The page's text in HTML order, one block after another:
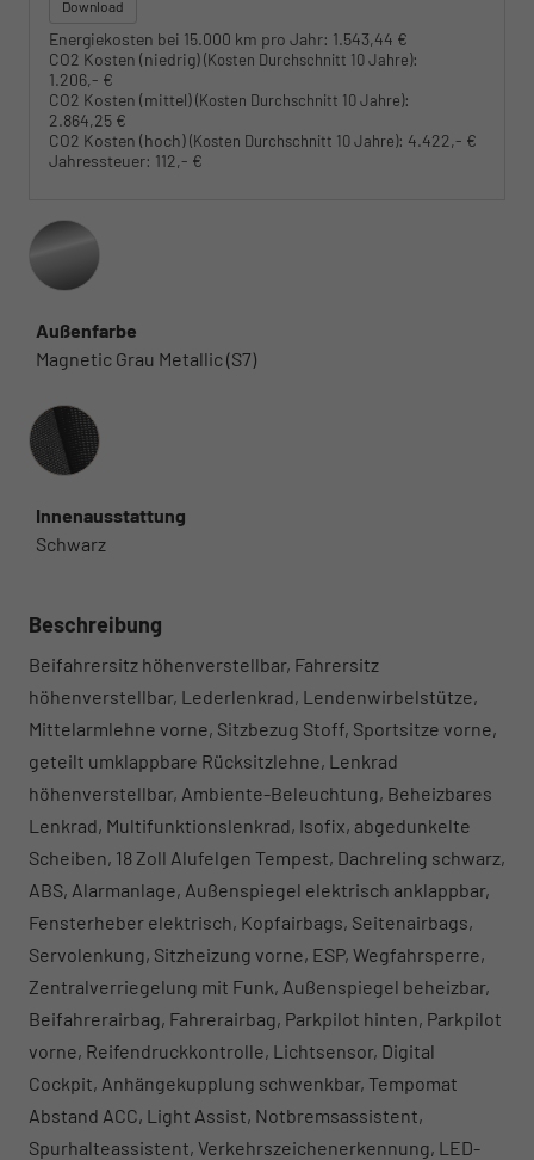
Download
Energiekosten bei 15.000 km pro Jahr: 1.543,44 €
CO2 Kosten (niedrig)(Kosten Durchschnitt 10 Jahre):
1.206,- €
CO2 Kosten (mittel)(Kosten Durchschnitt 10 Jahre):
2.864,25 €
CO2 Kosten (hoch)(Kosten Durchschnitt 10 Jahre): 4.422,- €
Jahressteuer: 112,- €
Außenfarbe
Magnetic Grau Metallic (S7)
Innenausstattung
Innenausstattung
Schwarz
Beschreibung
Beifahrersitz höhenverstellbar, Fahrersitz
höhenverstellbar, Lederlenkrad, Lendenwirbelstütze,
Mittelarmlehne vorne, Sitzbezug Stoff, Sportsitze vorne,
geteilt umklappbare Rücksitzlehne, Lenkrad
höhenverstellbar, Ambiente-Beleuchtung, Beheizbares
Lenkrad, Multifunktionslenkrad, Isofix, abgedunkelte
Scheiben, 18 Zoll Alufelgen Tempest, Dachreling schwarz,
ABS, Alarmanlage, Außenspiegel elektrisch anklappbar,
Fensterheber elektrisch, Kopfairbags, Seitenairbags,
Servolenkung, Sitzheizung vorne, ESP, Wegfahrsperre,
Zentralverriegelung mit Funk, Außenspiegel beheizbar,
Beifahrerairbag, Fahrerairbag, Parkpilot hinten, Parkpilot
vorne, Reifendruckkontrolle, Lichtsensor, Digital
Cockpit, Anhängekupplung schwenkbar, Tempomat
Abstand ACC, Light Assist, Notbremsassistent,
Spurhalteassistent, Verkehrszeichenerkennung, LED-